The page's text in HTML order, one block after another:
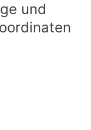
und